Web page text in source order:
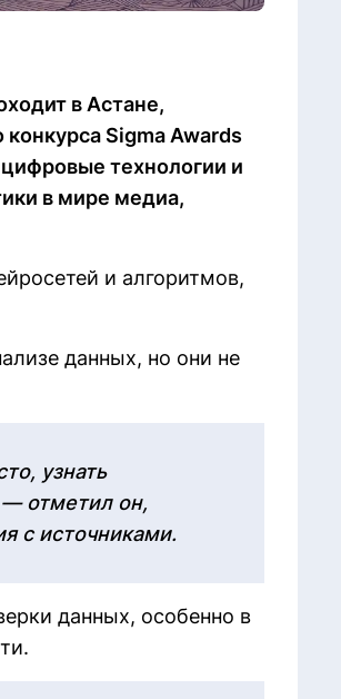
в Астане,
Sigma Awards
технологии и
в мире медиа,
и алгоритмов,
данных, но они не
узнать
отметил он,
с источниками.
данных, особенно в